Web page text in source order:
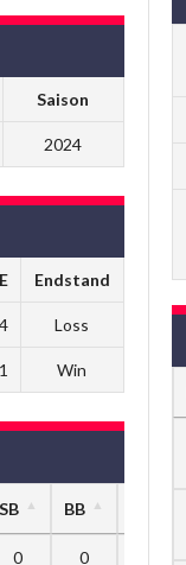
Saison
2024
E Endstand
4 Loss
1 Win
BB
0 0